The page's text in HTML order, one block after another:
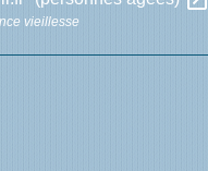
vieillesse